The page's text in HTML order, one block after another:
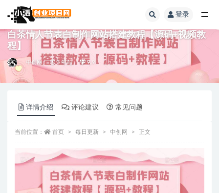
登录
白茶情人节表白制作网站搭建教程【源码+视频教
程】
中创网 3 年前 9.9
详情介绍 评论建议 常见问题
当前位置： 首页 每日更新 中创网 正文